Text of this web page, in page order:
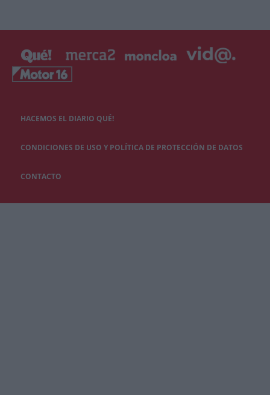
HACEMOS EL DIARIO QUÉ!
CONDICIONES DE USO Y POLÍTICA DE PROTECCIÓN DE DATOS
CONTACTO